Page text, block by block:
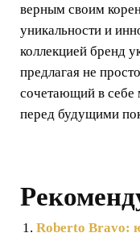
верным своим
уникальности и
коллекцией бренд
предлагая не
сочетающий в себе
перед будущими
Roberto Bravo: